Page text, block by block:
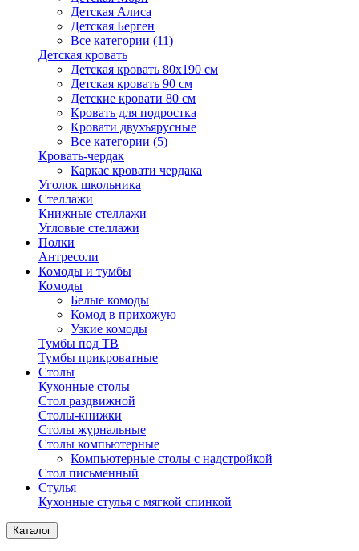
Детская Алиса
Детская Берген
Все категории (11)
Детская кровать
Детская кровать 80х190 см
Детская кровать 90 см
Детские кровати 80 см
Кровать для подростка
Кровати двухъярусные
Все категории (5)
Кровать-чердак
Каркас кровати чердака
Уголок школьника
Стеллажи
Книжные стеллажи
Угловые стеллажи
Полки
Антресоли
Комоды и тумбы
Комоды
Белые комоды
Комод в прихожую
Узкие комоды
Тумбы под ТВ
Тумбы прикроватные
Столы
Кухонные столы
Стол раздвижной
Столы-книжки
Столы журнальные
Столы компьютерные
Компьютерные столы с надстройкой
Стол письменный
Стулья
Кухонные стулья с мягкой спинкой
Каталог